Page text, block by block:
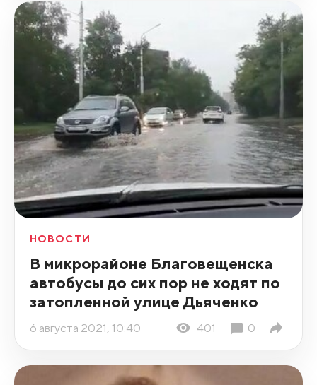
НОВОСТИ
В микрорайоне Благовещенска
автобусы до сих пор не ходят по
затопленной улице Дьяченко
6 августа 2021, 10:40 401 0